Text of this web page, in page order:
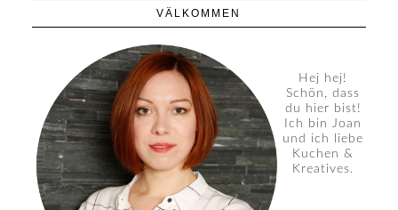
VÄLKOMMEN
Hej hej!
Schön, dass
du hier bist!
Ich bin Joan
und ich liebe
Kuchen &
Kreatives.